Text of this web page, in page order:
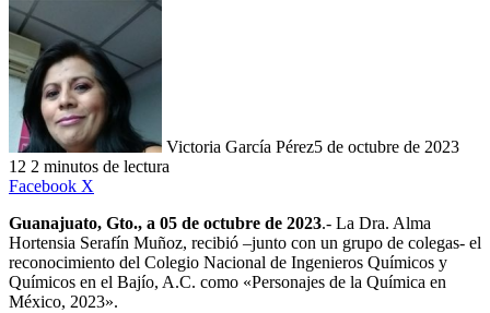
Victoria García Pérez5 de octubre de 2023
12 2 minutos de lectura
Facebook X
Guanajuato, Gto., a 05 de octubre de 2023.- La Dra. Alma
Hortensia Serafín Muñoz, recibió –junto con un grupo de colegas- el
reconocimiento del Colegio Nacional de Ingenieros Químicos y
Químicos en el Bajío, A.C. como «Personajes de la Química en
México, 2023».